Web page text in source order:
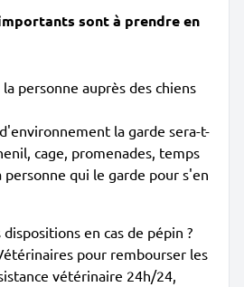
sont à prendre en
personne auprès des chiens
la garde sera-t-
cage, promenades, temps
personne qui le garde pour s'en
en cas de pépin ?
pour rembourser les
vétérinaire 24h/24,